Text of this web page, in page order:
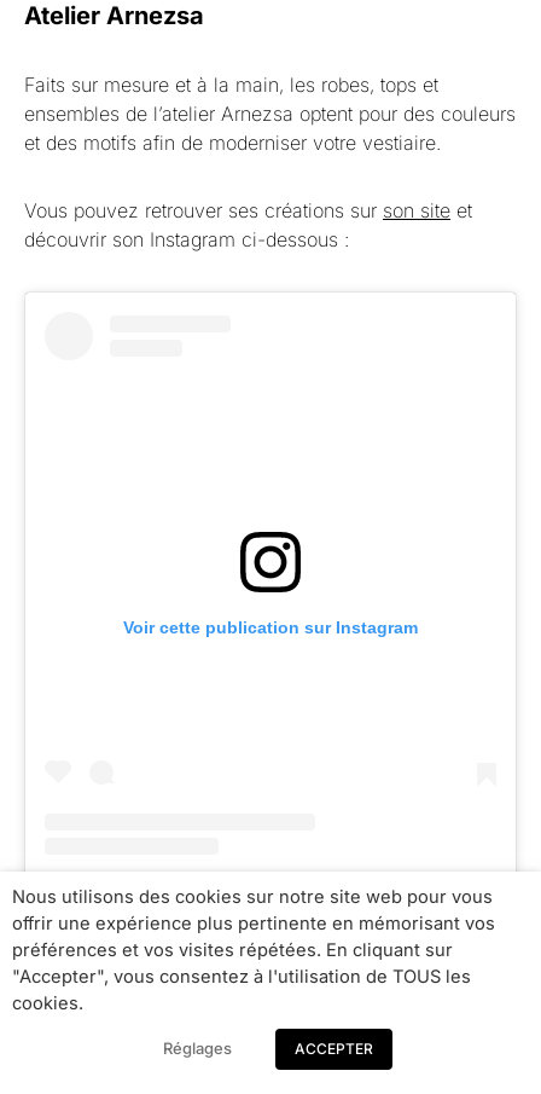
Atelier Arnezsa
Faits sur mesure et à la main, les robes, tops et
ensembles de l’atelier Arnezsa optent pour des couleurs
et des motifs afin de moderniser votre vestiaire.
Vous pouvez retrouver ses créations sur son site et
découvrir son Instagram ci-dessous :
Voir cette publication sur Instagram
Une publication partagée par Atelier Arnezsa ® (@atelier.arnezsa)
Nous utilisons des cookies sur notre site web pour vous
offrir une expérience plus pertinente en mémorisant vos
préférences et vos visites répétées. En cliquant sur
"Accepter", vous consentez à l'utilisation de TOUS les
cookies.
Réglages ACCEPTER